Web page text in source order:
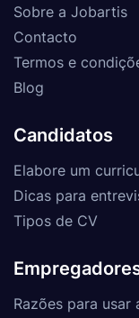
Sobre a Jobartis
Contacto
Termos e
Blog
Candidatos
Elabore um
Dicas para
Tipos de CV
Razões para usar